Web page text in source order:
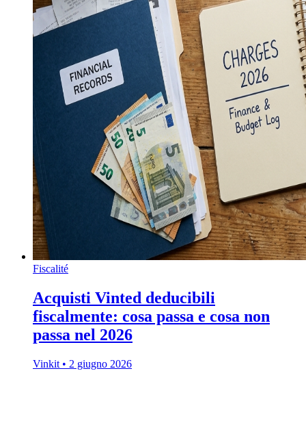
Fiscalité
Acquisti Vinted deducibili
fiscalmente: cosa passa e cosa non
passa nel 2026
Vinkit • 2 giugno 2026